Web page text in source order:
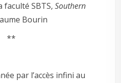
faculté SBTS,Southern
Bourin
**
par l’accès infini au